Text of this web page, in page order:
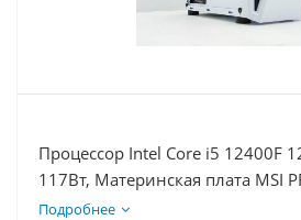
Процессор Intel Core i5 12400F
117Вт, Материнская плата MSI
Видеокарта RTX 5070Ti 16Гб,
Подробнее